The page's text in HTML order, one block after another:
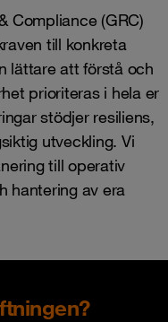
Compliance (GRC)
till konkreta
lättare att förstå och
prioriteras i hela er
stödjer resiliens,
utveckling. Vi
till operativ
hantering av era